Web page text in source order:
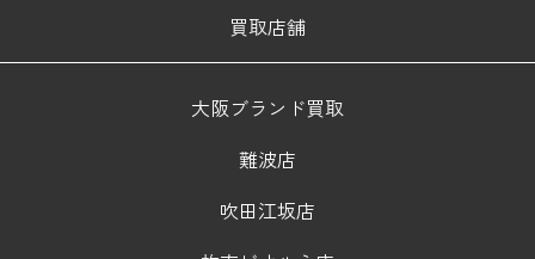
買取店舗
大阪ブランド買取
難波店
吹田江坂店